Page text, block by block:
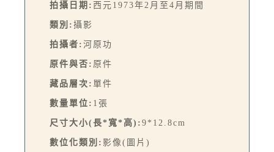
拍攝日期: 西元1973年2月至4月期間
類別: 攝影
拍攝者: 河原功
原件與否: 原件
藏品層次: 單件
數量單位: 1張
尺寸大小(長*寬*高): 9*12.8cm
數位化類別: 影像(圖片)